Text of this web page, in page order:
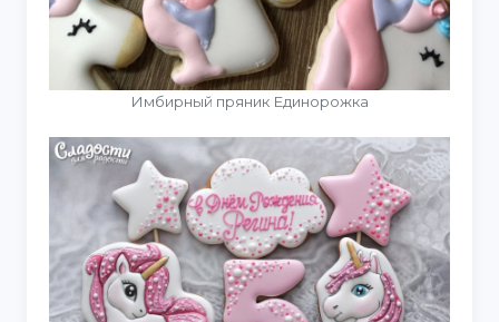
Имбирный пряник Единорожка